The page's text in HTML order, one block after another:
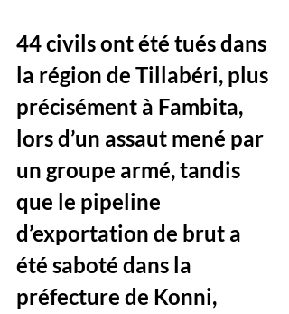
44 civils ont été tués dans
la région de Tillabéri, plus
précisément à Fambita,
lors d’un assaut mené par
un groupe armé, tandis
que le pipeline
d’exportation de brut a
été saboté dans la
préfecture de Konni,